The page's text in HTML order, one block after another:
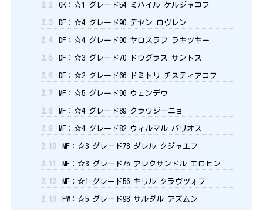
2.2 GK：☆1 グレード54 ミハイル ケルジャコフ
2.3 DF：☆4 グレード90 デヤン ロヴレン
2.4 DF：☆4 グレード90 ヤロスラフ ラキツキー
2.5 DF：☆3 グレード70 ドウグラス サントス
2.6 DF：☆2 グレード66 ドミトリ チスティアコフ
2.7 MF：☆5 グレード96 ウェンデウ
2.8 MF：☆4 グレード89 クラウジーニョ
2.9 MF：☆4 グレード82 ウィルマル バリオス
2.10 MF：☆3 グレード78 ダレル クジャエフ
2.11 MF：☆3 グレード75 アレクサンドル エロヒン
2.12 MF：☆1 グレード56 キリル クラヴツォフ
2.13 FW：☆5 グレード98 サルダル アズムン